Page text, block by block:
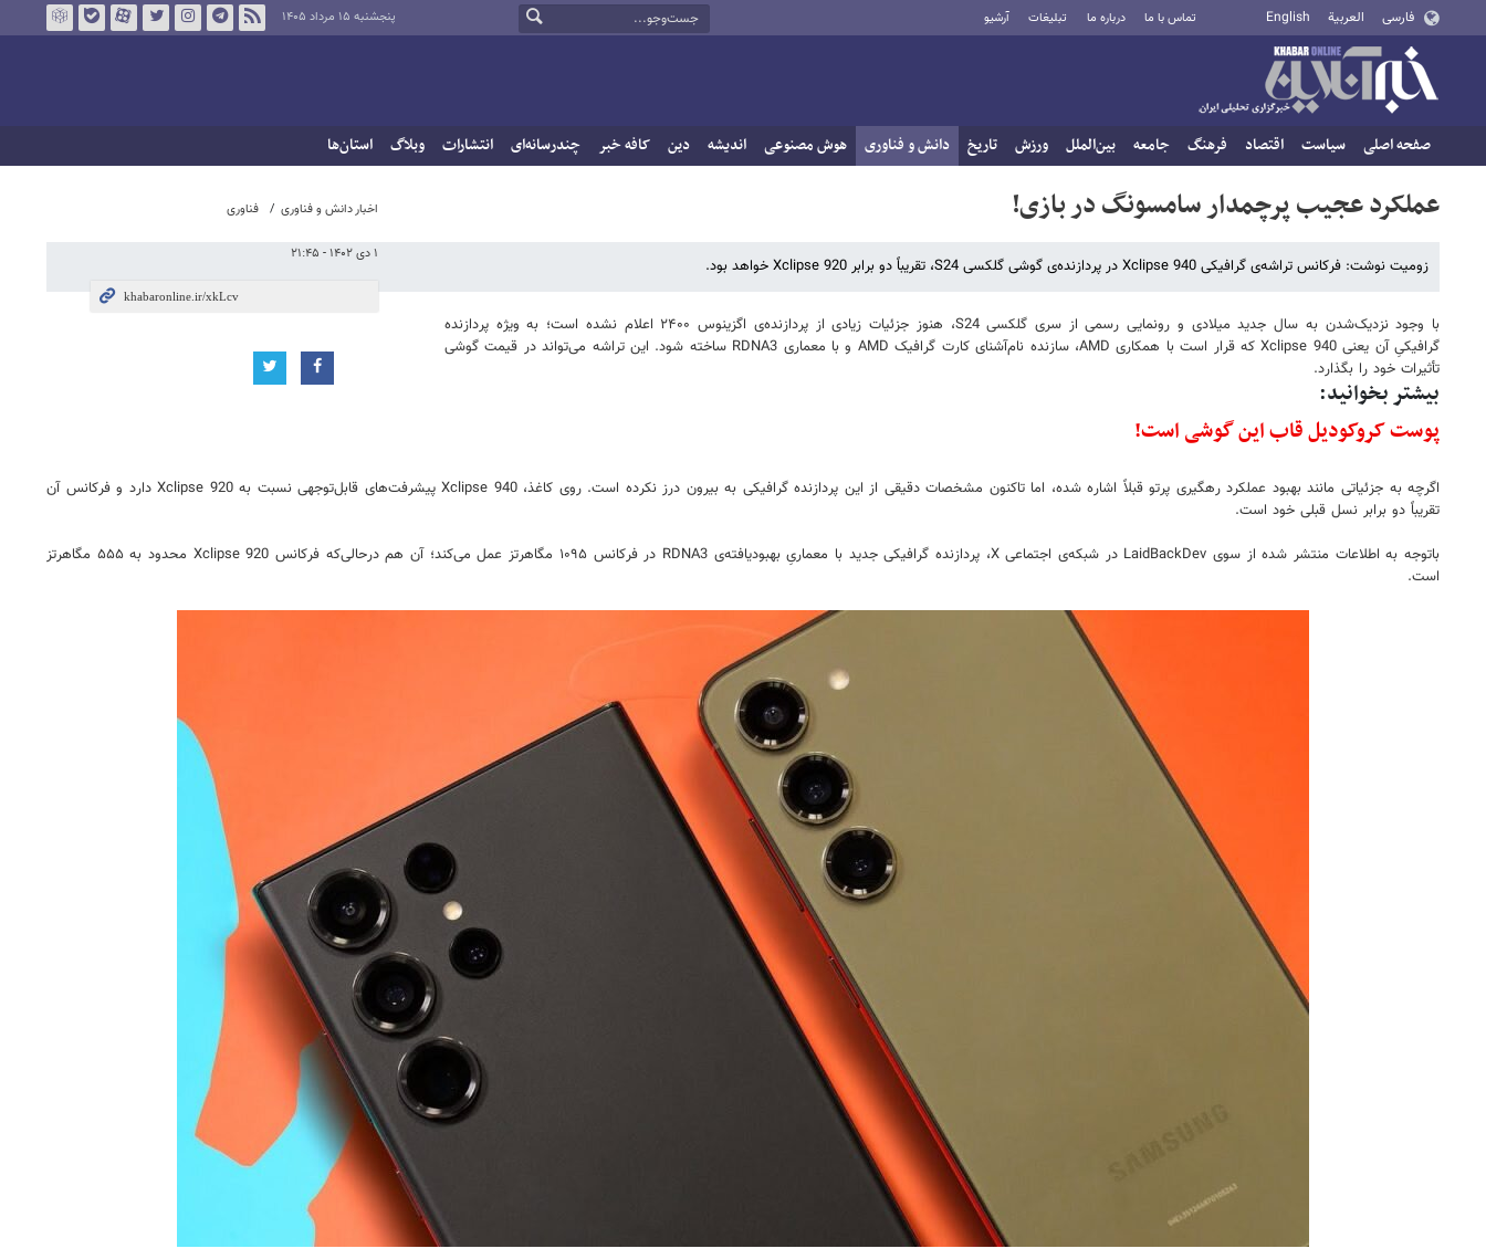
فارسی العربية English تماس با ما درباره ما تبلیغات آرشیو پنجشنبه ۱۵ مرداد ۱۴۰۵
صفحه اصلی سیاست اقتصاد فرهنگ جامعه بین‌الملل ورزش تاریخ دانش و فناوری هوش مصنوعی اندیشه دین کافه خبر چندرسانه‌ای انتشارات وبلاگ استان‌ها
اخبار دانش و فناوری فناوری
۱ دی ۱۴۰۲ - ۲۱:۴۵
عملکرد عجیب پرچمدار سامسونگ در بازی!
زومیت نوشت: فرکانس تراشه‌ی گرافیکی Xclipse 940 در پردازنده‌ی گوشی گلکسی S24، تقریباً دو برابر Xclipse 920 خواهد بود.
با وجود نزدیک‌شدن به سال جدید میلادی و رونمایی رسمی از سری گلکسی S24، هنوز جزئیات زیادی از پردازنده‌ی اگزینوس ۲۴۰۰ اعلام نشده است؛ به ویژه پردازنده
گرافیکیِ آن یعنی Xclipse 940 که قرار است با همکاری AMD، سازنده نام‌آشنای کارت گرافیک AMD و با معماری RDNA3 ساخته شود. این تراشه می‌تواند در قیمت گوشی
تأثیرات خود را بگذارد.
بیشتر بخوانید:
پوست کروکودیل قاب این گوشی است!
اگرچه به جزئیاتی مانند بهبود عملکرد رهگیری پرتو قبلاً اشاره شده، اما تاکنون مشخصات دقیقی از این پردازنده گرافیکی به بیرون درز نکرده است. روی کاغذ، Xclipse 940 پیشرفت‌های قابل‌توجهی نسبت به Xclipse 920 دارد و فرکانس آن
تقریباً دو برابر نسل قبلی خود است.
باتوجه به اطلاعات منتشر شده از سوی LaidBackDev در شبکه‌ی اجتماعی X، پردازنده گرافیکی جدید با معماریِ بهبودیافته‌ی RDNA3 در فرکانس ۱۰۹۵ مگاهرتز عمل می‌کند؛ آن هم درحالی‌که فرکانس Xclipse 920 محدود به ۵۵۵ مگاهرتز
است.